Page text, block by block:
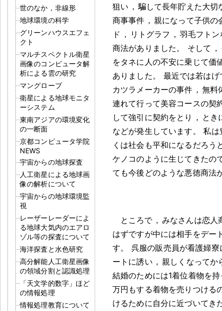
世のなか，非線形
地球環境の科学
グリーンハウスエフェ
クト
マルチスペクトル衛星
画像のコンピュータ解
析による雲の研究
マングローブ
衛星による地球モニタ
ーシステム
東南アジアの環境変化
の一断面
京都コンピュータ学院
NEWS
宇宙からの地球探査
人工衛星による地球画
像の解析について
宇宙からの地球環境監
視
レーザーレーダーによ
る地球大気内のエアロ
ゾル等の探査について
海洋探査と水色研究
高分解能人工衛星画像
の領域分割と認識処理
「天文学的数字」ほど
の情報処理
情報処理教育について
狙い ， 騙して長年貯えた大切
商事事件 ， 親になって子供の
ド ， リトグラフ ， 羽毛フト
商法がありました 。 そして ，
をタネに人の不安に乗じて価
ありました 。
最近では若は
カツラメーカーの事件 ， 無料
連れて行って美容コースの契
して強引に契約をとり
， とき
などが発生しています 。
私は
くは社会も平和になるだろう
ケノコのように生じてきたの
ても今後どのような悪徳商法
ところで ， みなさんは恋人
はずですが中には相手をデー
す。
呉服の販売員が看護婦
ートに誘い ， 親しくなってか
結婚のためには1着位着物を
万円もする着物を売りつける
けるために自分に近づいてき